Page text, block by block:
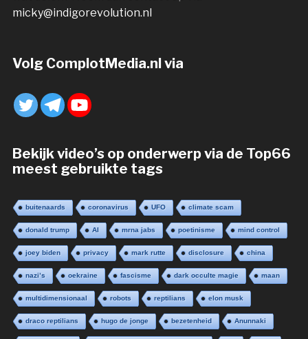
micky@indigorevolution.nl
Volg ComplotMedia.nl via
Bekijk video’s op onderwerp via de Top66
meest gebruikte tags
buitenaards coronavirus UFO climate scam
donald trump AI mrna jabs poetinisme mind control
joey biden privacy mark rutte disclosure china
nazi’s oekraine fascisme dark occulte magie maan
multidimensionaal robots reptilians elon musk
draco reptilians hugo de jonge bezetenheid Anunnaki